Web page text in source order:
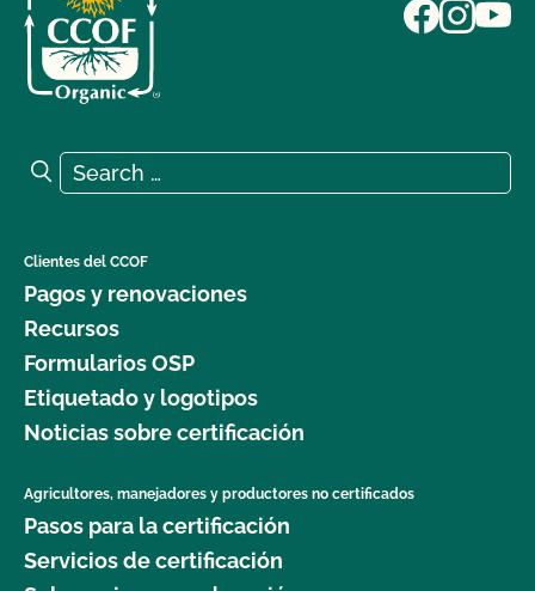
Search for:
Search
Clientes del CCOF
Pagos y renovaciones
Recursos
Formularios OSP
Etiquetado y logotipos
Noticias sobre certificación
Agricultores, manejadores y productores no certificados
Pasos para la certificación
Servicios de certificación